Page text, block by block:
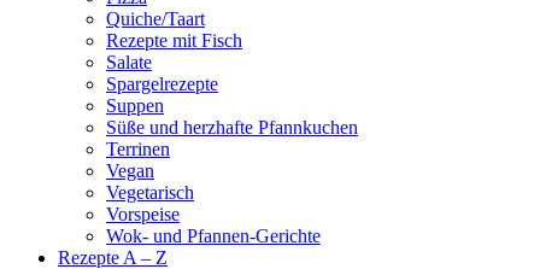
Quiche/Taart
Rezepte mit Fisch
Salate
Spargelrezepte
Suppen
Süße und herzhafte Pfannkuchen
Terrinen
Vegan
Vegetarisch
Vorspeise
Wok- und Pfannen-Gerichte
Rezepte A – Z